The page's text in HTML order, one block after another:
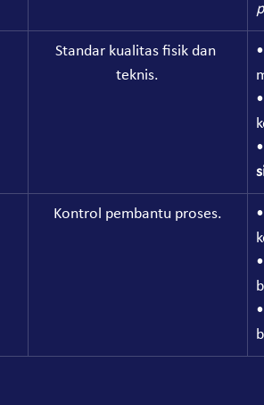
Standar kualitas fisik dan
teknis.
Kontrol pembantu proses.